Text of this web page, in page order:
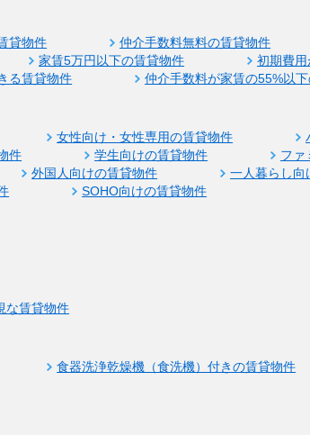
貸物件 仲介手数料無料の賃貸物件
家賃5万円以下の賃貸物件
初期費
る賃貸物件
仲介手数料が家賃の55%以
女性向け・女性専用の賃貸物件
件
学生向けの賃貸物件 ファ
外国人向けの賃貸物件
一人暮らし向
SOHO向けの賃貸物件
な賃貸物件
食器洗浄乾燥機（食洗機）付きの賃貸物件